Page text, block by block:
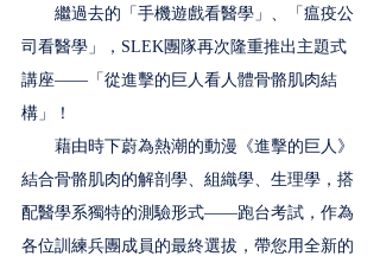
繼過去的「手機遊戲看醫學」、「瘟疫公
司看醫學」，SLEK團隊再次隆重推出主題式
講座——「從進擊的巨人看人體骨骼肌肉結
構」！
藉由時下蔚為熱潮的動漫《進擊的巨人》
結合骨骼肌肉的解剖學、組織學、生理學，搭
配醫學系獨特的測驗形式——跑台考試，作為
各位訓練兵團成員的最終選拔，帶您用全新的